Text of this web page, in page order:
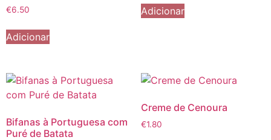
€6.50
Adicionar
Adicionar
Bifanas à Portuguesa com
Puré de Batata
Creme de Cenoura
€1.80